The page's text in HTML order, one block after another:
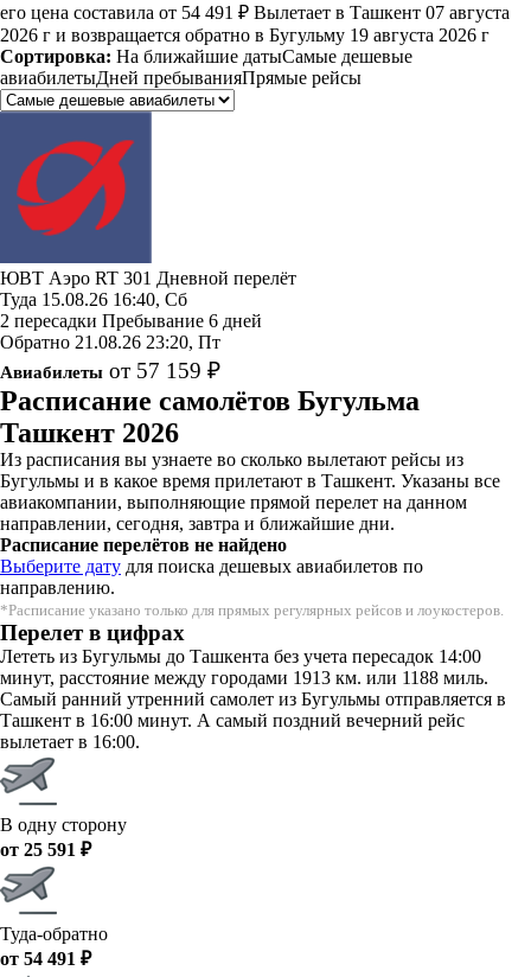
его цена составила от 54 491 ₽ Вылетает в Ташкент 07 августа
2026 г и возвращается обратно в Бугульму 19 августа 2026 г
Сортировка: На ближайшие датыСамые дешевые
авиабилетыДней пребыванияПрямые рейсы
ЮВТ Аэро RT 301 Дневной перелёт
Туда 15.08.26 16:40, Сб
2 пересадки Пребывание 6 дней
Обратно 21.08.26 23:20, Пт
Авиабилеты от 57 159 ₽
Расписание самолётов Бугульма
Ташкент 2026
Из расписания вы узнаете во сколько вылетают рейсы из
Бугульмы и в какое время прилетают в Ташкент. Указаны все
авиакомпании, выполняющие прямой перелет на данном
направлении, сегодня, завтра и ближайшие дни.
Расписание перелётов не найдено
Выберите дату для поиска дешевых авиабилетов по
направлению.
*Расписание указано только для прямых регулярных рейсов и лоукостеров.
Перелет в цифрах
Лететь из Бугульмы до Ташкента без учета пересадок 14:00
минут, расстояние между городами 1913 км. или 1188 миль.
Самый ранний утренний самолет из Бугульмы отправляется в
Ташкент в 16:00 минут. А самый поздний вечерний рейс
вылетает в 16:00.
В одну сторону
от 25 591 ₽
Туда-обратно
от 54 491 ₽